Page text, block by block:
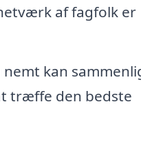
af fagfolk er
kan
træffe den bedste